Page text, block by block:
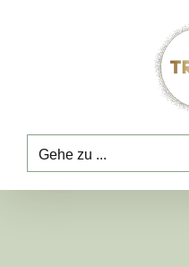
Gehe zu ...